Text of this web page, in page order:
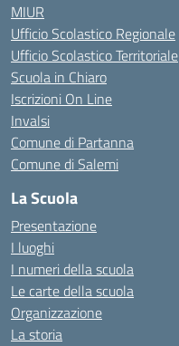
MIUR
Ufficio Scolastico Regionale
Ufficio Scolastico Territoriale
Scuola in Chiaro
Iscrizioni On Line
Invalsi
Comune di Partanna
Comune di Salemi
La Scuola
Presentazione
I luoghi
I numeri della scuola
Le carte della scuola
Organizzazione
La storia